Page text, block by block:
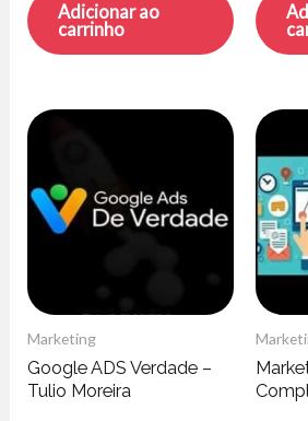
Adicionar ao
carrinho
Marketing
Google ADS Verdade –
Tulio Moreira